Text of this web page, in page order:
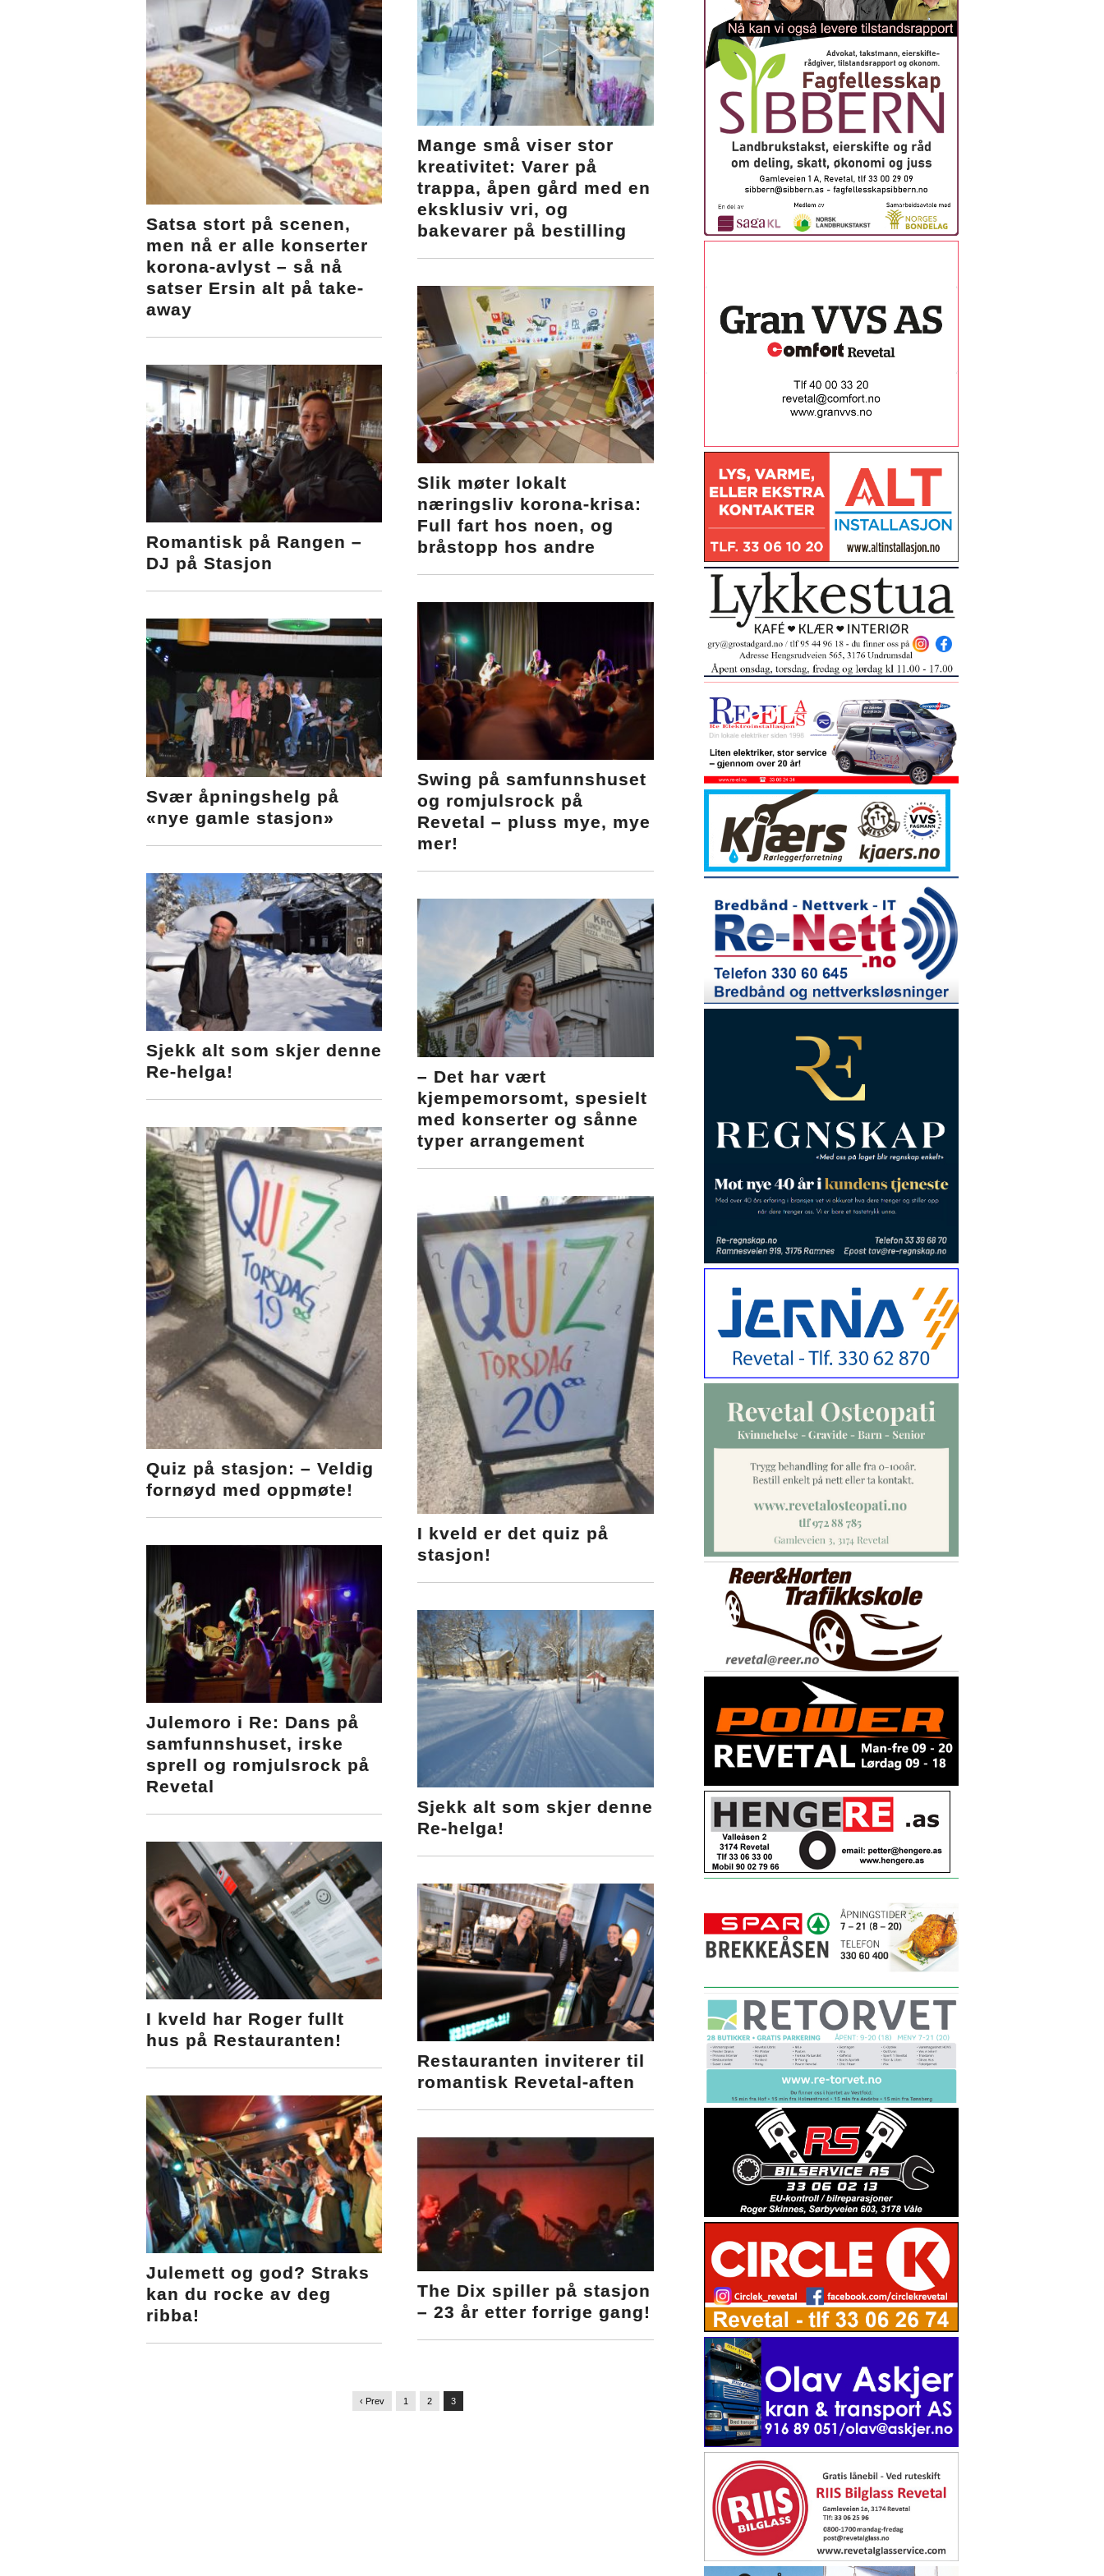
Satsa stort på scenen,
men nå er alle konserter
korona-avlyst – så nå
satser Ersin alt på take-
away
Mange små viser stor
kreativitet: Varer på
trappa, åpen gård med en
eksklusiv vri, og
bakevarer på bestilling
Slik møter lokalt
næringsliv korona-krisa:
Full fart hos noen, og
bråstopp hos andre
Romantisk på Rangen –
DJ på Stasjon
Swing på samfunnshuset
og romjulsrock på
Revetal – pluss mye, mye
mer!
Svær åpningshelg på
«nye gamle stasjon»
Sjekk alt som skjer denne
Re-helga!
– Det har vært
kjempemorsomt, spesielt
med konserter og sånne
typer arrangement
Quiz på stasjon: – Veldig
fornøyd med oppmøte!
I kveld er det quiz på
stasjon!
Julemoro i Re: Dans på
samfunnshuset, irske
sprell og romjulsrock på
Revetal
Sjekk alt som skjer denne
Re-helga!
I kveld har Roger fullt
hus på Restauranten!
Restauranten inviterer til
romantisk Revetal-aften
Julemett og god? Straks
kan du rocke av deg
ribba!
The Dix spiller på stasjon
– 23 år etter forrige gang!
‹ Prev 1 2 3